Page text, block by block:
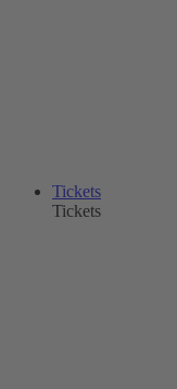
Tickets
Tickets